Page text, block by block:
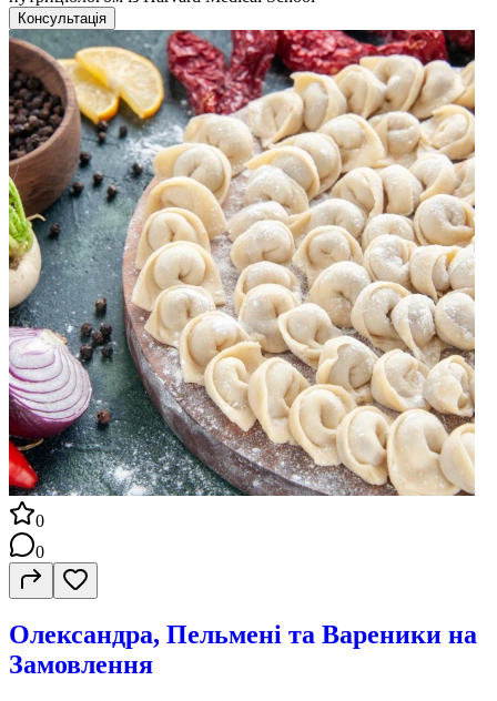
Консультація
0
0
Олександра, Пельмені та Вареники на
Замовлення